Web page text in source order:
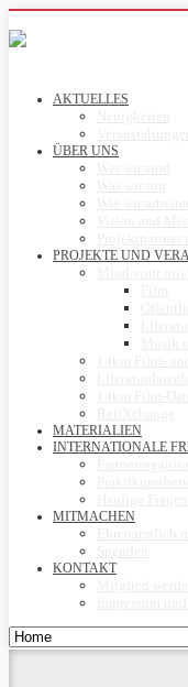
AKTUELLES
ÜBER UNS
PROJEKTE UND
MATERIALIEN
INTERNATIONALE
MITMACHEN
KONTAKT